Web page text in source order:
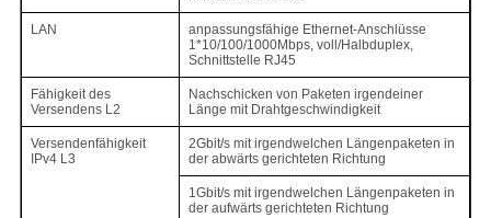
LAN
anpassungsfähige Ethernet-Anschlüsse
1*10/100/1000Mbps, voll/Halbduplex,
Schnittstelle RJ45
Fähigkeit des
Versendens L2
Nachschicken von Paketen irgendeiner
Länge mit Drahtgeschwindigkeit
Versendenfähigkeit
IPv4 L3
2Gbit/s mit irgendwelchen Längenpaketen in
der abwärts gerichteten Richtung
1Gbit/s mit irgendwelchen Längenpaketen in
der aufwärts gerichteten Richtung